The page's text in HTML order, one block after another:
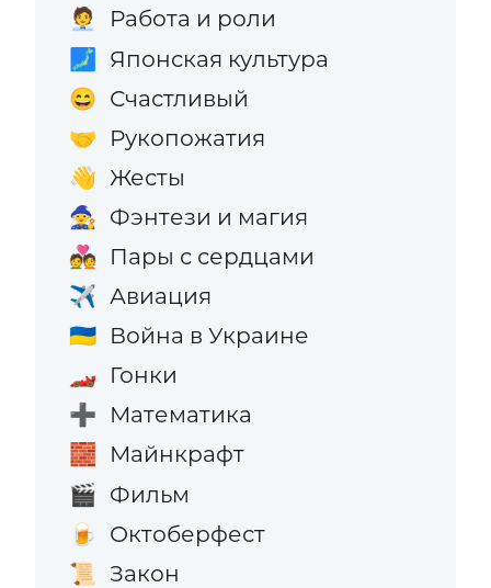
🧑‍💼 Работа и роли
🗾 Японская культура
😄 Счастливый
🤝 Рукопожатия
👋 Жесты
🧙 Фэнтези и магия
💑 Пары с сердцами
✈️ Авиация
🇺🇦 Война в Украине
🏎️ Гонки
➕ Математика
🧱 Майнкрафт
🎬 Фильм
🍺 Октоберфест
📜 Закон